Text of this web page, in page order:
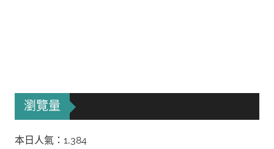
瀏覽量
本日人氣：1,384